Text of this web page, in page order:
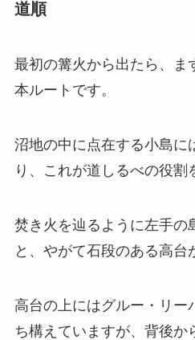
道順
最初の篝火から出たら、ま
本ルートです。
沼地の中に点在する小島に
り、これが道しるべの役割
焚き火を辿るように左手の
と、やがて石段のある高台
高台の上にはグルー・リー
ち構えていますが、背後か